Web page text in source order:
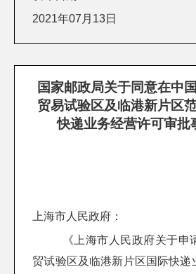
2021年07月13日
国家邮政局关于同意在中
贸易试验区及临港新片区
快递业务经营许可审批
上海市人民政府：
《上海市人民政府关于申
贸试验区及临港新片区国际快递